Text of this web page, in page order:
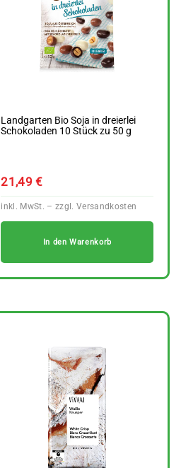
Landgarten Bio Soja in dreierlei
Schokoladen 10 Stück zu 50 g
21,49€
In den Warenkorb